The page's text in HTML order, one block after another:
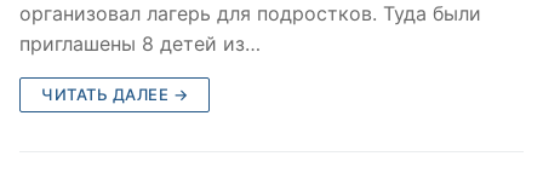
организовал лагерь для подростков. Туда были
приглашены 8 детей из…
ЧИТАТЬ ДАЛЕЕ →